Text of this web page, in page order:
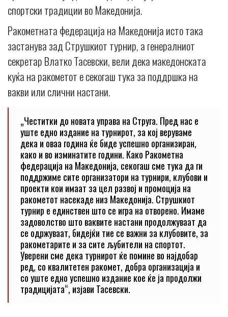
спортски традиции во Македонија.
Ракометната федерација на Македонија исто така
застанува зад Струшкиот турнир, а генералниот
секретар Влатко Тасевски, вели дека македонската
куќа на ракометот е секогаш тука за поддршка на
вакви или слични настани.
„Честитки до новата управа на Струга. Пред нас е
уште едно издание на турнирот, за кој веруваме
дека и оваа година ќе биде успешно организиран,
како и во изминатите години. Како Ракометна
федерација на Македонија, секогаш сме тука да ги
поддржиме сите организатори на турнири, клубови и
проекти кои имаат за цел развој и промоција на
ракометот насекаде низ Македонија. Струшкиот
турнир е единствен што се игра на отворено. Имаме
задоволство што ваквите настани продолжуваат да
се одржуваат, бидејќи тие се важни за клубовите, за
ракометарите и за сите љубители на спортот.
Уверени сме дека турнирот ќе помине во најдобар
ред, со квалитетен ракомет, добра организација и
со уште едно успешно издание кое ќе ја продолжи
традицијата“, изјави Тасевски.